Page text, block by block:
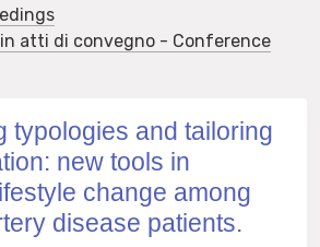
atti di convegno - Conference
typologies and tailoring
new tools in
change among
disease patients.